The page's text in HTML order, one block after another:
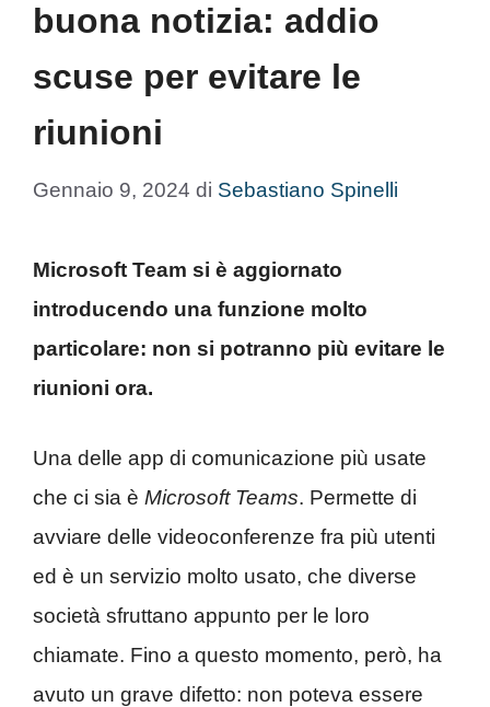
buona notizia: addio
scuse per evitare le
riunioni
Gennaio 9, 2024 di Sebastiano Spinelli
Microsoft Team si è aggiornato
introducendo una funzione molto
particolare: non si potranno più evitare le
riunioni ora.
Una delle app di comunicazione più usate
che ci sia è Microsoft Teams. Permette di
avviare delle videoconferenze fra più utenti
ed è un servizio molto usato, che diverse
società sfruttano appunto per le loro
chiamate. Fino a questo momento, però, ha
avuto un grave difetto: non poteva essere